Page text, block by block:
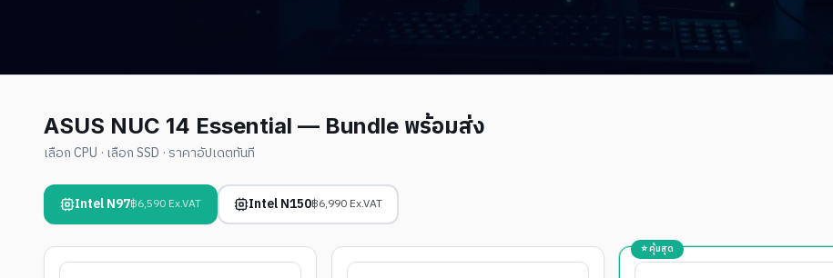
ASUS NUC 14 Essential — Bundle พร้อมส่ง
เลือก CPU · เลือก SSD · ราคาอัปเดตทันที
Intel N97฿6,590 Ex.VAT Intel N150฿6,990 Ex.VAT
⭐ คุ้มสุด